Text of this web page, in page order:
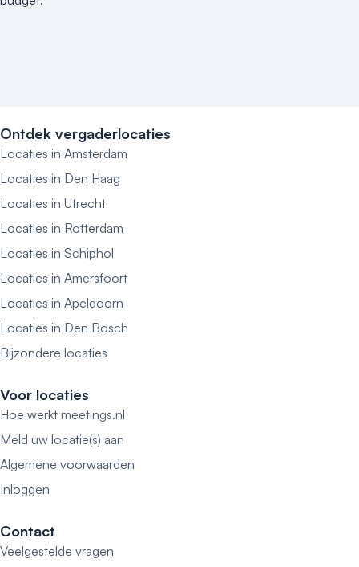
Ontdek vergaderlocaties
Locaties in Amsterdam
Locaties in Den Haag
Locaties in Utrecht
Locaties in Rotterdam
Locaties in Schiphol
Locaties in Amersfoort
Locaties in Apeldoorn
Locaties in Den Bosch
Bijzondere locaties
Voor locaties
Hoe werkt meetings.nl
Meld uw locatie(s) aan
Algemene voorwaarden
Inloggen
Contact
Veelgestelde vragen